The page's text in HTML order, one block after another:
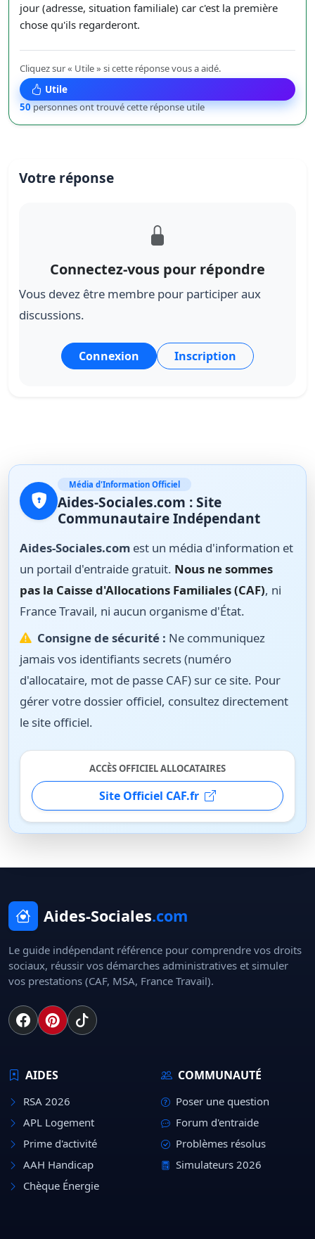
jour (adresse, situation familiale) car c'est la première
chose qu'ils regarderont.
Cliquez sur « Utile » si cette réponse vous a aidé.
Utile
50personnes ont trouvé cette réponse utile
Votre réponse
Connectez-vous pour répondre
Vous devez être membre pour participer aux
discussions.
Connexion Inscription
Média d'Information Officiel
Aides-Sociales.com : Site
Communautaire Indépendant
Aides-Sociales.com est un média d'information et
un portail d'entraide gratuit. Nous ne sommes
pas la Caisse d'Allocations Familiales (CAF), ni
France Travail, ni aucun organisme d'État.
Consigne de sécurité : Ne communiquez
jamais vos identifiants secrets (numéro
d'allocataire, mot de passe CAF) sur ce site. Pour
gérer votre dossier officiel, consultez directement
le site officiel.
ACCÈS OFFICIEL ALLOCATAIRES
Site Officiel CAF.fr
Aides-Sociales.com
Le guide indépendant référence pour comprendre vos droits
sociaux, réussir vos démarches administratives et simuler
vos prestations (CAF, MSA, France Travail).
AIDES
RSA 2026
APL Logement
Prime d'activité
AAH Handicap
Chèque Énergie
COMMUNAUTÉ
Poser une question
Forum d'entraide
Problèmes résolus
Simulateurs 2026